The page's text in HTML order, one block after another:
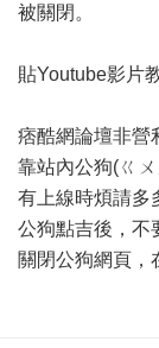
被關閉。
貼Youtube影片
痞酷網論壇非營
靠站內公狗(ㄍ
有上線時煩請多
公狗點吉後，不
關閉公狗網頁，